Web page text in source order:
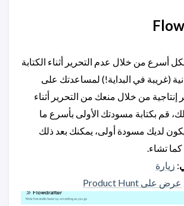
أسرع من خلال عدم التحرير أثناء الكتابة
(غريبة في البداية!) لمساعدتك على
إنتاجية من خلال منعك من التحرير أثناء
قم بكتابة مسودتك الأولى بأسرع ما
لديك مسودة أولى، يمكنك بعد ذلك
كما تشاء.
: زيارة
عرض على Product Hunt